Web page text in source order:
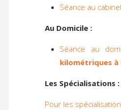
Séance au
Au Domicile :
Séance au
kilométriques à
Les Spécialisations :
Pour les